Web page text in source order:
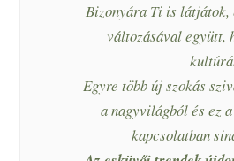
Bizonyára Ti is
változásával együtt,
Egyre több új szokás
a nagyvilágból és ez
kapcsolatban